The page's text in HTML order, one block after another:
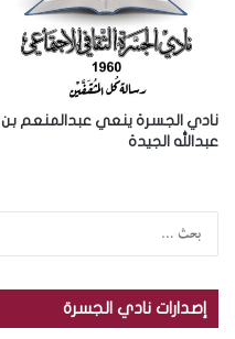
نادي الجسرة ينعي عبدالمنعم بن
عبدالله الجيدة
إصدارات نادي الجسرة